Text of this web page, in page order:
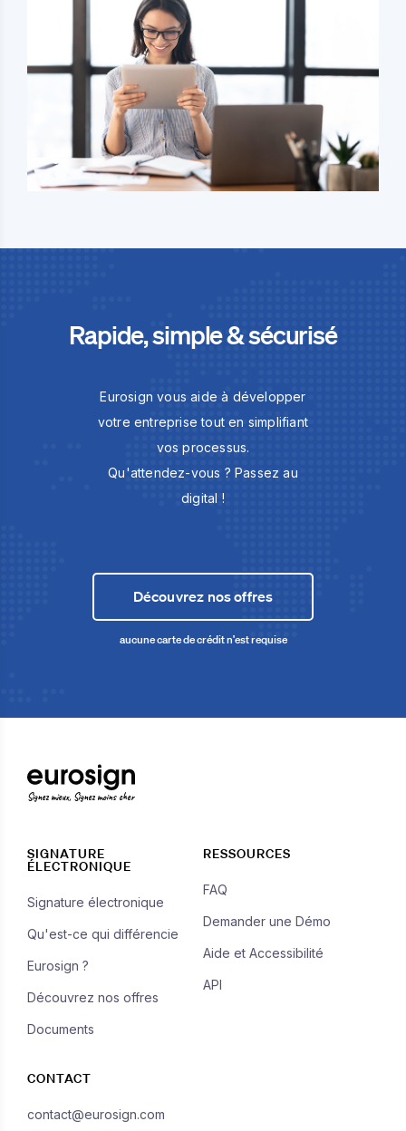
Rapide, simple & sécurisé
Eurosign vous aide à développer
votre entreprise tout en simplifiant
vos processus.
Qu'attendez-vous ? Passez au
digital !
Découvrez nos offres
aucune carte de crédit n'est requise
Signez mieux, Signez moins cher
SIGNATURE
ÉLECTRONIQUE
Signature électronique
Qu'est-ce qui différencie
Eurosign ?
Découvrez nos offres
Documents
RESSOURCES
FAQ
Demander une Démo
Aide et Accessibilité
API
CONTACT
contact@eurosign.com